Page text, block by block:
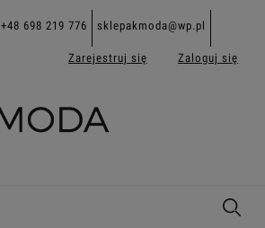
+48 698 219 776 sklepakmoda@wp.pl
Zarejestruj się Zaloguj się